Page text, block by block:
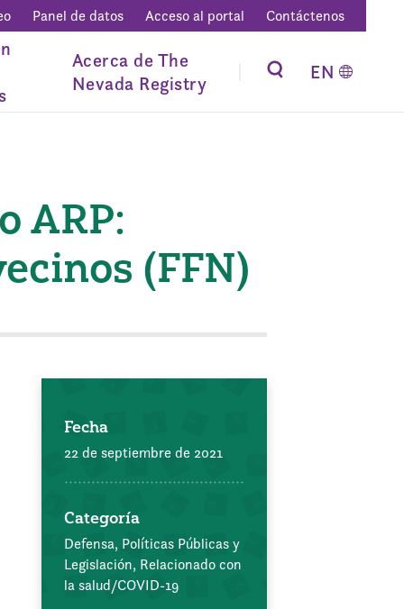
Panel de datos Acceso al portal Contáctenos
Acerca de The
Nevada Registry
EN
ARP:
(FFN)
Fecha
22 de septiembre de 2021
Categoría
Defensa, Políticas Públicas y
Legislación, Relacionado con
la salud/COVID-19